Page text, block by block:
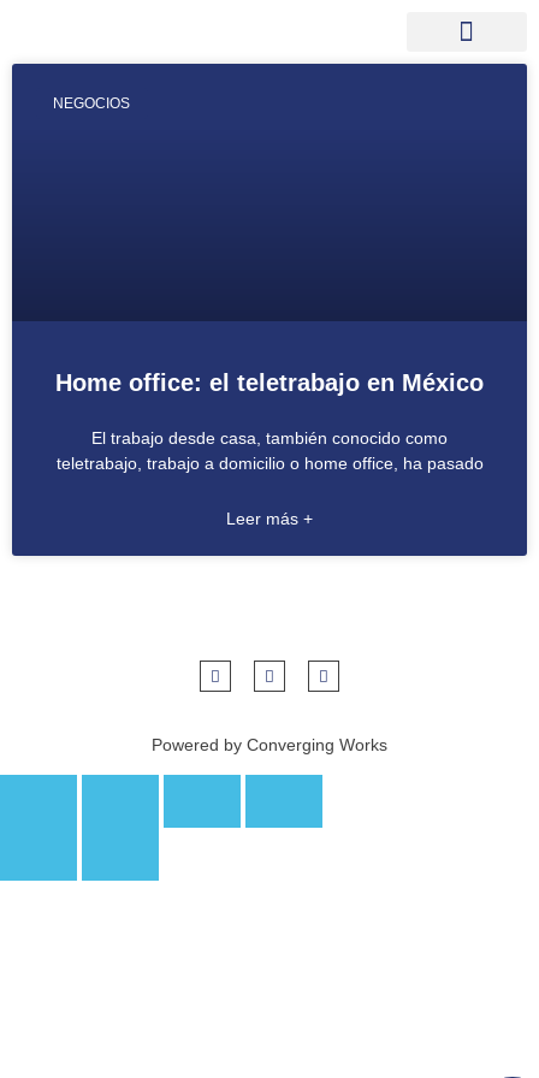
NEGOCIOS
Home office: el teletrabajo en México
El trabajo desde casa, también conocido como
teletrabajo, trabajo a domicilio o home office, ha pasado
Leer más +
Powered by Converging Works